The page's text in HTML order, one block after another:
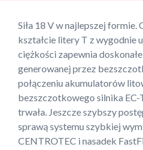
Siła 18 V w najlepszej
kształcie litery T z wygodnie
ciężkości zapewnia
generowanej przez
połączeniu akumulatorów
bezszczotkowego silnika EC-
trwała. Jeszcze szybszy
sprawą systemu szybkiej
CENTROTEC i nasadek